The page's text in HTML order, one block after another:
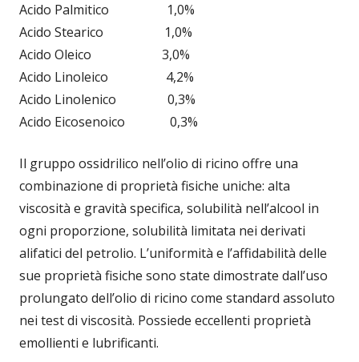
Acido Palmitico 1,0%
Acido Stearico 1,0%
Acido Oleico 3,0%
Acido Linoleico 4,2%
Acido Linolenico 0,3%
Acido Eicosenoico 0,3%
Il gruppo ossidrilico nell’olio di ricino offre una
combinazione di proprietà fisiche uniche: alta
viscosità e gravità specifica, solubilità nell’alcool in
ogni proporzione, solubilità limitata nei derivati
alifatici del petrolio. L’uniformità e l’affidabilità delle
sue proprietà fisiche sono state dimostrate dall’uso
prolungato dell’olio di ricino come standard assoluto
nei test di viscosità. Possiede eccellenti proprietà
emollienti e lubrificanti.